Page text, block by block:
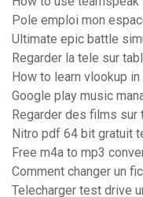
Pole emploi mon
Ultimate epic battle
Regarder la tele sur
How to learn vlookup
Google play music
Regarder des films sur
Nitro pdf 64 bit gratuit
Free m4a to mp3
Comment changer un
Telecharger test drive